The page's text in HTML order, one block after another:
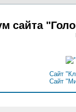
сайта
Сайт
Сайт